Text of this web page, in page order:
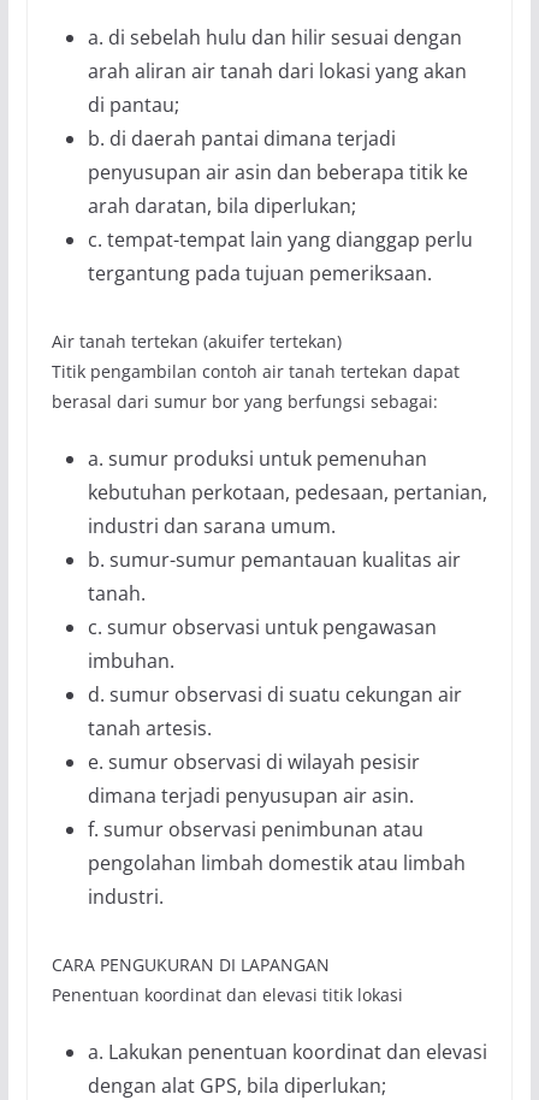
a. di sebelah hulu dan hilir sesuai dengan
arah aliran air tanah dari lokasi yang akan
di pantau;
b. di daerah pantai dimana terjadi
penyusupan air asin dan beberapa titik ke
arah daratan, bila diperlukan;
c. tempat-tempat lain yang dianggap perlu
tergantung pada tujuan pemeriksaan.
Air tanah tertekan (akuifer tertekan)
Titik pengambilan contoh air tanah tertekan dapat
berasal dari sumur bor yang berfungsi sebagai:
a. sumur produksi untuk pemenuhan
kebutuhan perkotaan, pedesaan, pertanian,
industri dan sarana umum.
b. sumur-sumur pemantauan kualitas air
tanah.
c. sumur observasi untuk pengawasan
imbuhan.
d. sumur observasi di suatu cekungan air
tanah artesis.
e. sumur observasi di wilayah pesisir
dimana terjadi penyusupan air asin.
f. sumur observasi penimbunan atau
pengolahan limbah domestik atau limbah
industri.
CARA PENGUKURAN DI LAPANGAN
Penentuan koordinat dan elevasi titik lokasi
a. Lakukan penentuan koordinat dan elevasi
dengan alat GPS, bila diperlukan;